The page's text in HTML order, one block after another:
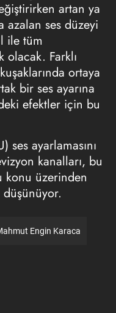
artan ya
azalan ses düzeyi
ile tüm
olacak. Farklı
ortaya
bir ses ayarına
efektler için bu
ses ayarlamasını
kanalları, bu
konu üzerinden
Engin Karaca